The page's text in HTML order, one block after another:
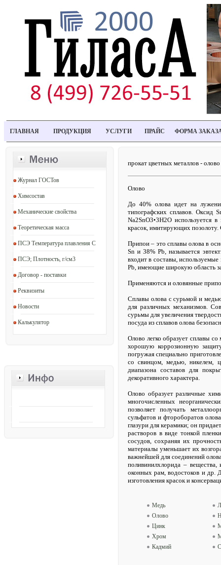
ГЛАВНАЯ ПРОДУКЦИЯ УСЛУГИ ПРАЙС ФОРМА
Журнал ГОСТов
Химсостав
Механические свойства
Теоретическая масса
ПСЭ Температура плавления C
ПСЭ; Плотность, г/см3
Договор - поставки
Реквизиты
Новости
Калькулятор
прокат цветных металлов - олово
Олово
До 40% олова идет на
типографских сплавов. Оксид
Na2SnO3•3H2O используется
красок, имитирующих позолоту.
Припои – это сплавы олова в
Sn и 38% Pb, называется
входит в составы,
Pb, имеющие широкую область
Применяются и оловянные
Сплавы олова с сурьмой и
для различных механизмов.
сурьмы для увеличения
посуда из cплавов олова
Олово легко образует сплавы
хорошую коррозионную
погружая специально
со свинцом, медью, никелем,
диапазона составов для
декоративного характера.
Олово образует различные
многочисленных
позволяет получать
сульфатов и фтороборатов
глазури для керамики; он
растворов в виде тонкой
сосудов, сохраняя их
материалы уменьшает их
важнейшей для соединений
поливинилхлорида – вещества,
оконных рам, водостоков и др.
изготовления красок и
Медь
Олово
Цинк
Хром
Кадмий